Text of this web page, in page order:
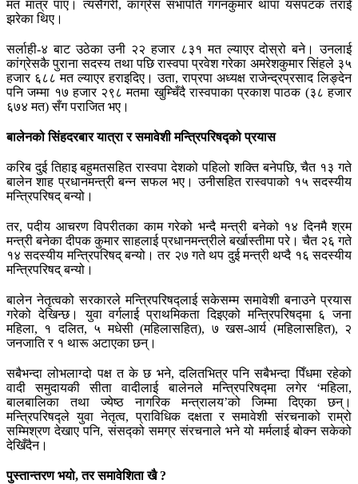
मत मात्र पाए। त्यसैगरी, कांग्रेस सभापति गगनकुमार थापा यसपटक तराई
झरेका थिए।
सर्लाही-४ बाट उठेका उनी २२ हजार ८३१ मत ल्याएर दोस्रो बने। उनलाई
कांग्रेसकै पुराना सदस्य तथा पछि रास्वपा प्रवेश गरेका अमरेशकुमार सिंहले ३५
हजार ६८८ मत ल्याएर हराइदिए। उता, राप्रपा अध्यक्ष राजेन्द्रप्रसाद लिङ्देन
पनि जम्मा १७ हजार २९८ मतमा खुम्चिँदै रास्वपाका प्रकाश पाठक (३८ हजार
६७४ मत) सँग पराजित भए।
बालेनको सिंहदरबार यात्रा र समावेशी मन्त्रिपरिषद्को प्रयास
करिब दुई तिहाइ बहुमतसहित रास्वपा देशको पहिलो शक्ति बनेपछि, चैत १३ गते
बालेन शाह प्रधानमन्त्री बन्न सफल भए। उनीसहित रास्वपाको १५ सदस्यीय
मन्त्रिपरिषद् बन्यो।
तर, पदीय आचरण विपरीतका काम गरेको भन्दै मन्त्री बनेको १४ दिनमै श्रम
मन्त्री बनेका दीपक कुमार साहलाई प्रधानमन्त्रीले बर्खास्तीमा परे। चैत २६ गते
१४ सदस्यीय मन्त्रिपरिषद् बन्यो। तर २७ गते थप दुई मन्त्री थप्दै १६ सदस्यीय
मन्त्रिपरिषद् बन्यो।
बालेन नेतृत्वको सरकारले मन्त्रिपरिषद्लाई सकेसम्म समावेशी बनाउने प्रयास
गरेको देखिन्छ। युवा वर्गलाई प्राथमिकता दिइएको मन्त्रिपरिषद्मा ६ जना
महिला, १ दलित, ५ मधेसी (महिलासहित), ७ खस-आर्य (महिलासहित), २
जनजाति र १ थारू अटाएका छन्।
सबैभन्दा लोभलाग्दो पक्ष त के छ भने, दलितभित्र पनि सबैभन्दा पिँधमा रहेको
वादी समुदायकी सीता वादीलाई बालेनले मन्त्रिपरिषद्मा लगेर ‘महिला,
बालबालिका तथा ज्येष्ठ नागरिक मन्त्रालय’को जिम्मा दिएका छन्।
मन्त्रिपरिषद्ले युवा नेतृत्व, प्राविधिक दक्षता र समावेशी संरचनाको राम्रो
सम्मिश्रण देखाए पनि, संसद्को समग्र संरचनाले भने यो मर्मलाई बोक्न सकेको
देखिँदैन।
पुस्तान्तरण भयो, तर समावेशिता खै ?